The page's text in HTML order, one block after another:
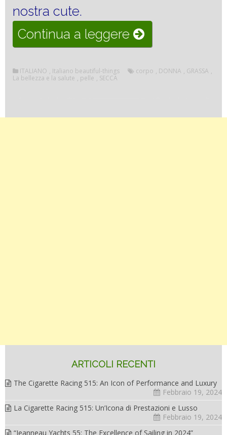
nostra cute.
Continua a leggere “La
salute
della
ITALIANO , Italiano beautiful-things corpo , DONNA , GRASSA ,
La bellezza e la salute , pelle , SECCA
ARTICOLI RECENTI
The Cigarette Racing 515: An Icon of Performance and Luxury
Febbraio 19, 2024
La Cigarette Racing 515: Un’Icona di Prestazioni e Lusso
Febbraio 19, 2024
“Jeanneau Yachts 55: The Excellence of Sailing in 2024”